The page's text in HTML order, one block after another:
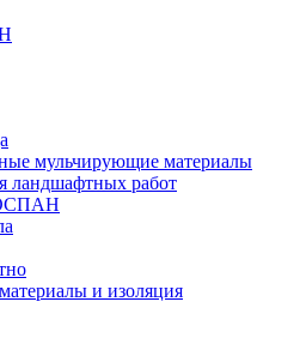
мульчирующие материалы
ландшафтных работ
и изоляция